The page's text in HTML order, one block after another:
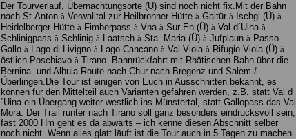
Der Tourverlauf, Übernachtungsorte (Ü) sind noch nicht fix.Mit der Bahn
nach St.Anton àVerwalltal zur Heilbronner Hütte àGaltür àIschgl (Ü) à
Heidelberger Hütte àFimberpass àVna àSur En (Ü) àVal d´Uina à
Schlinigpass àSchlinig àLaatsch àSta. Maria (Ü) àJufplaun àPasso
Gallo àLago di Livigno àLago Cancano àVal Viola àRifugio Viola (Ü) à
östlich Poschiavo àTirano. Bahnrückfahrt mit Rhätischen Bahn über die
Bernina- und Albula-Route nach Chur nach Bregenz und Salem /
Überlingen.Die Tour ist einigen von Euch in Ausschnitten bekannt, es
können für den Mittelteil auch Varianten gefahren werden, z.B. statt Val d
´Uina ein Übergang weiter westlich ins Münstertal, statt Gallopass das Val
Mora. Der Trail runter nach Tirano soll ganz besonders eindrucksvoll sein,
fast 2000 Hm geht es da abwärts – ich kenne diesen Abschnitt selber
noch nicht. Wenn alles glatt läuft ist die Tour auch in 5 Tagen zu machen